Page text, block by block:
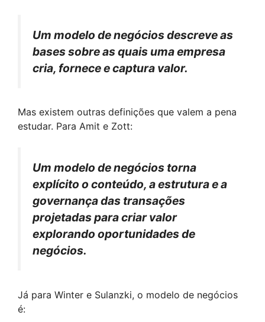
Um modelo de negócios descreve as
bases sobre as quais uma empresa
cria, fornece e captura valor.
Mas existem outras definições que valem a pena
estudar. Para Amit e Zott:
Um modelo de negócios torna
explícito o conteúdo, a estrutura e a
governança das transações
projetadas para criar valor
explorando oportunidades de
negócios.
Já para Winter e Sulanzki, o modelo de negócios
é: